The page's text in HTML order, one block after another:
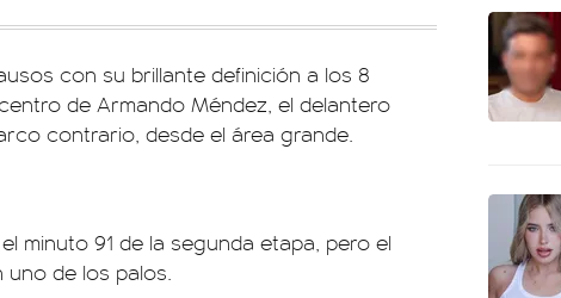
con su brillante definición a los 8
de Armando Méndez, el delantero
contrario, desde el área grande.
minuto 91 de la segunda etapa, pero el
uno de los palos.